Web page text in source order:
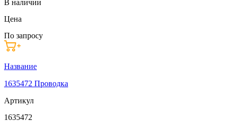
В наличии
Цена
По запросу
Название
1635472 Проводка
Артикул
1635472